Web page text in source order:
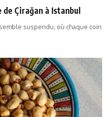
de Çirağan à Istanbul
suspendu, où chaque coin